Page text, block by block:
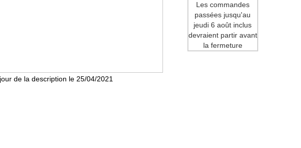
de la description le 25/04/2021
Les commandes
passées jusqu'au
jeudi 6 août inclus
devraient partir avant
la fermeture